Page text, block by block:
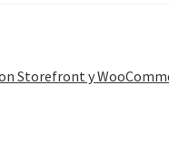
Storefront y